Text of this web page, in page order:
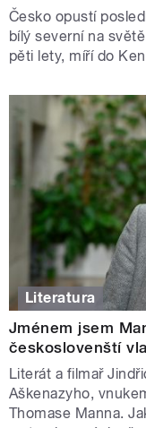
Česko opustí
bílý severní na
pěti lety, míří do
Literatura
Jménem jsem
českoslovenští
Literát a filmař
Aškenazyho,
Thomase Manna.